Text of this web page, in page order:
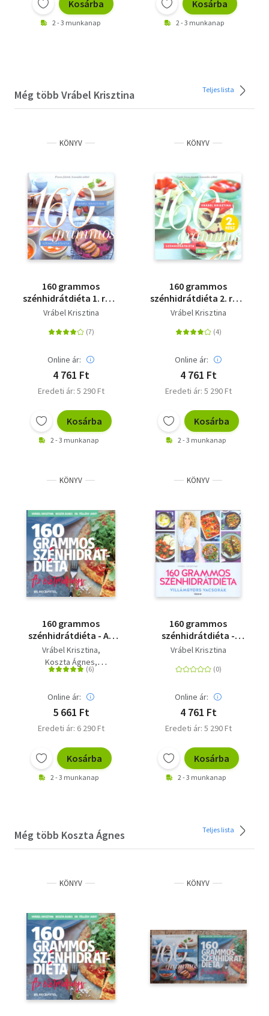
Kosárba
2 - 3 munkanap
Kosárba
2 - 3 munkanap
Még több Vrábel Krisztina Teljes lista
KÖNYV
160 grammos
szénhidrátdiéta 1. rész
- Finom falatok,
Vrábel Krisztina
Online ár:
4 761 Ft
Eredeti ár: 5 290 Ft
Kosárba
2 - 3 munkanap
KÖNYV
160 grammos
szénhidrátdiéta 2. rész
- Újabb finom falatok,
Vrábel Krisztina
Online ár:
4 761 Ft
Eredeti ár: 5 290 Ft
Kosárba
2 - 3 munkanap
KÖNYV
160 grammos
szénhidrátdiéta - Az
életmódkönyv - 85
recepttel
Vrábel Krisztina
Koszta Ágnes
Dr. Töllösy Judit
Online ár:
5 661 Ft
Eredeti ár: 6 290 Ft
Kosárba
2 - 3 munkanap
KÖNYV
160 grammos
szénhidrátdiéta -
Villámgyors vacsorák
Vrábel Krisztina
Online ár:
4 761 Ft
Eredeti ár: 5 290 Ft
Kosárba
2 - 3 munkanap
Még több Koszta Ágnes Teljes lista
KÖNYV KÖNYV